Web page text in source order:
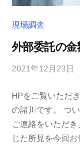
現場調査
外部委託の
2021年12月23日
m
o
r
o
コ
HPをご覧いただ
の諸川です。 つ
ご連絡をいただ
じた所見を今回お